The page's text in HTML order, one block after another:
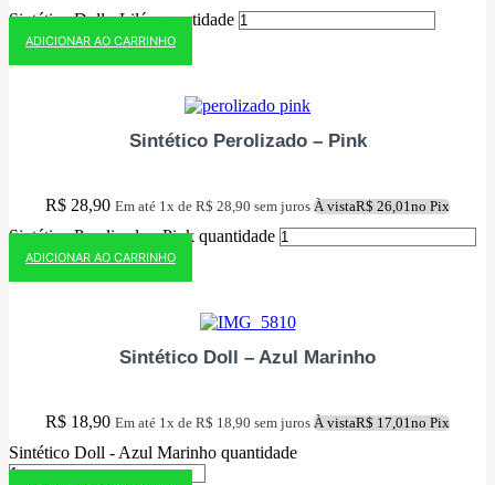
Sintético Doll - Lilás quantidade
ADICIONAR AO CARRINHO
Sintético Perolizado – Pink
R$ 28,90 Em até 1x de R$ 28,90 sem juros À vistaR$ 26,01no Pix
Sintético Perolizado - Pink quantidade
ADICIONAR AO CARRINHO
Sintético Doll – Azul Marinho
R$ 18,90 Em até 1x de R$ 18,90 sem juros À vistaR$ 17,01no Pix
Sintético Doll - Azul Marinho quantidade